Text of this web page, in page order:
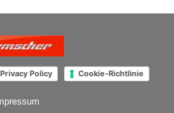
Privacy Policy Cookie-Richtlinie